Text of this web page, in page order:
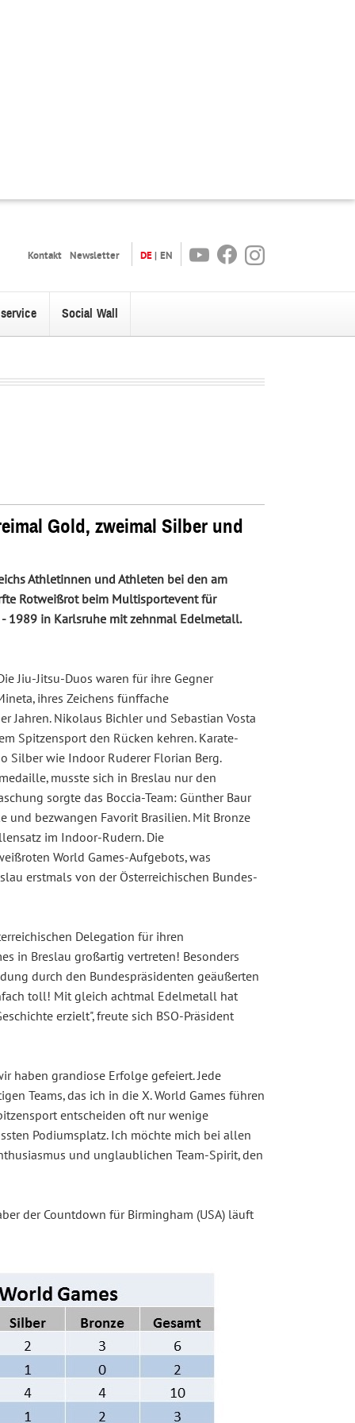
Kontakt Newsletter DE EN YoutubeFacebookInstagram
Social Wall
Gold, zweimal Silber und
Athletinnen und Athleten bei den am
Rotweißrot beim Multisportevent für
1989 in Karlsruhe mit zehnmal Edelmetall.
Jiu-Jitsu-Duos waren für ihre Gegner
ihres Zeichens fünffache
Jahren. Nikolaus Bichler und Sebastian Vosta
Spitzensport den Rücken kehren. Karate-
Silber wie Indoor Ruderer Florian Berg.
musste sich in Breslau nur den
sorgte das Boccia-Team: Günther Baur
und bezwangen Favorit Brasilien. Mit Bronze
im Indoor-Rudern. Die
World Games-Aufgebots, was
erstmals von der Österreichischen Bundes-
Delegation für ihren
in Breslau großartig vertreten! Besonders
durch den Bundespräsidenten geäußerten
toll! Mit gleich achtmal Edelmetall hat
erzielt", freute sich BSO-Präsident
haben grandiose Erfolge gefeiert. Jede
Teams, das ich in die X. World Games führen
entscheiden oft nur wenige
Podiumsplatz. Ich möchte mich bei allen
und unglaublichen Team-Spirit, den
der Countdown für Birmingham (USA) läuft